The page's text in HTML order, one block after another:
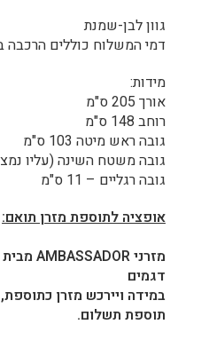
גוון לבן-שמנת
דמי המשלוח כוללים הרכבה
מידות:
אורך 205 ס"מ
רוחב 148 ס"מ
גובה ראש מיטה 103 ס"מ
גובה משטח השינה (עליו נמצא
גובה רגליים – 11 ס"מ
אופציה לתוספת מזרן תואם:
דגמים
במידה ויירכש מזרן
תוספת תשלום.